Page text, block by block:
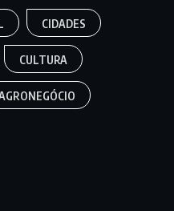
CIDADES
CULTURA